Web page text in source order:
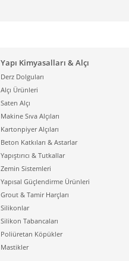
Yapı Kimyasalları & Alçı
Derz Dolguları
Alçı Ürünleri
Saten Alçı
Makine Sıva Alçıları
Kartonpiyer Alçıları
Beton Katkıları & Astarlar
Yapıştırıcı & Tutkallar
Zemin Sistemleri
Yapısal Güçlendirme Ürünleri
Grout & Tamir Harçları
Silikonlar
Silikon Tabancaları
Poliüretan Köpükler
Mastikler